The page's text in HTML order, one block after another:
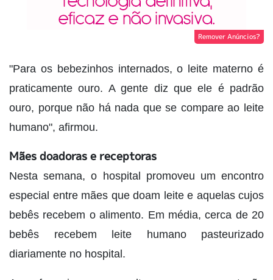
Remover Anúncios?
"Para os bebezinhos internados, o leite materno é
praticamente ouro. A gente diz que ele é padrão
ouro, porque não há nada que se compare ao leite
humano", afirmou.
Mães doadoras e receptoras
Nesta semana, o hospital promoveu um encontro
especial entre mães que doam leite e aquelas cujos
bebês recebem o alimento. Em média, cerca de 20
bebês recebem leite humano pasteurizado
diariamente no hospital.